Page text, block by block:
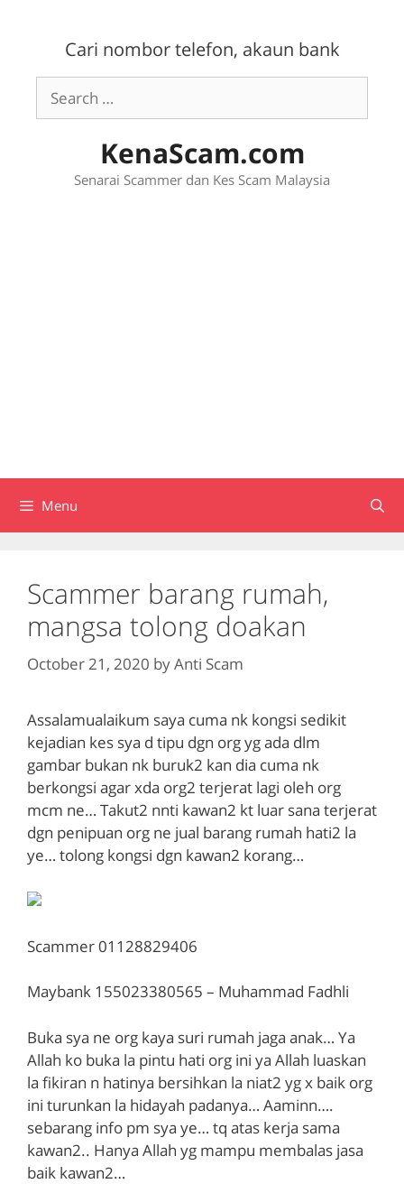
Cari nombor telefon, akaun bank
Search
for:
KenaScam.com
Senarai Scammer dan Kes Scam Malaysia
Menu
Scammer barang rumah,
mangsa tolong doakan
October 21, 2020 byAnti Scam
Assalamualaikum saya cuma nk kongsi sedikit
kejadian kes sya d tipu dgn org yg ada dlm
gambar bukan nk buruk2 kan dia cuma nk
berkongsi agar xda org2 terjerat lagi oleh org
mcm ne… Takut2 nnti kawan2 kt luar sana terjerat
dgn penipuan org ne jual barang rumah hati2 la
ye… tolong kongsi dgn kawan2 korang…
Scammer 01128829406
Maybank 155023380565 – Muhammad Fadhli
Buka sya ne org kaya suri rumah jaga anak… Ya
Allah ko buka la pintu hati org ini ya Allah luaskan
la fikiran n hatinya bersihkan la niat2 yg x baik org
ini turunkan la hidayah padanya… Aaminn….
sebarang info pm sya ye… tq atas kerja sama
kawan2.. Hanya Allah yg mampu membalas jasa
baik kawan2…